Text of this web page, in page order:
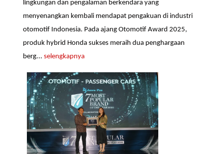
lingkungan dan pengalaman berkendara yang
menyenangkan kembali mendapat pengakuan di industri
otomotif Indonesia. Pada ajang Otomotif Award 2025,
produk hybrid Honda sukses meraih dua penghargaan
berg...selengkapnya